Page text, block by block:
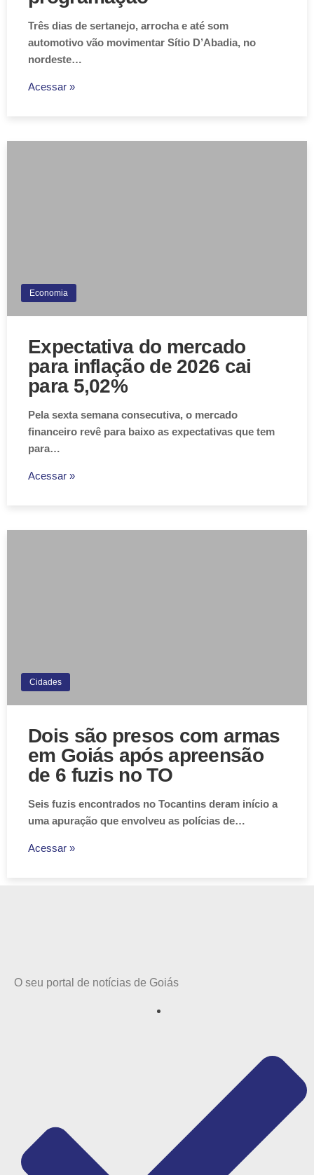
Três dias de sertanejo, arrocha e até som
automotivo vão movimentar Sítio D’Abadia, no
nordeste…
Acessar »
Economia
Expectativa do mercado
para inflação de 2026 cai
para 5,02%
Pela sexta semana consecutiva, o mercado
financeiro revê para baixo as expectativas que tem
para…
Acessar »
Cidades
Dois são presos com armas
em Goiás após apreensão
de 6 fuzis no TO
Seis fuzis encontrados no Tocantins deram início a
uma apuração que envolveu as polícias de…
Acessar »
O seu portal de notícias de Goiás